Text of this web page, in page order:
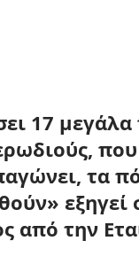
17
τα
από την